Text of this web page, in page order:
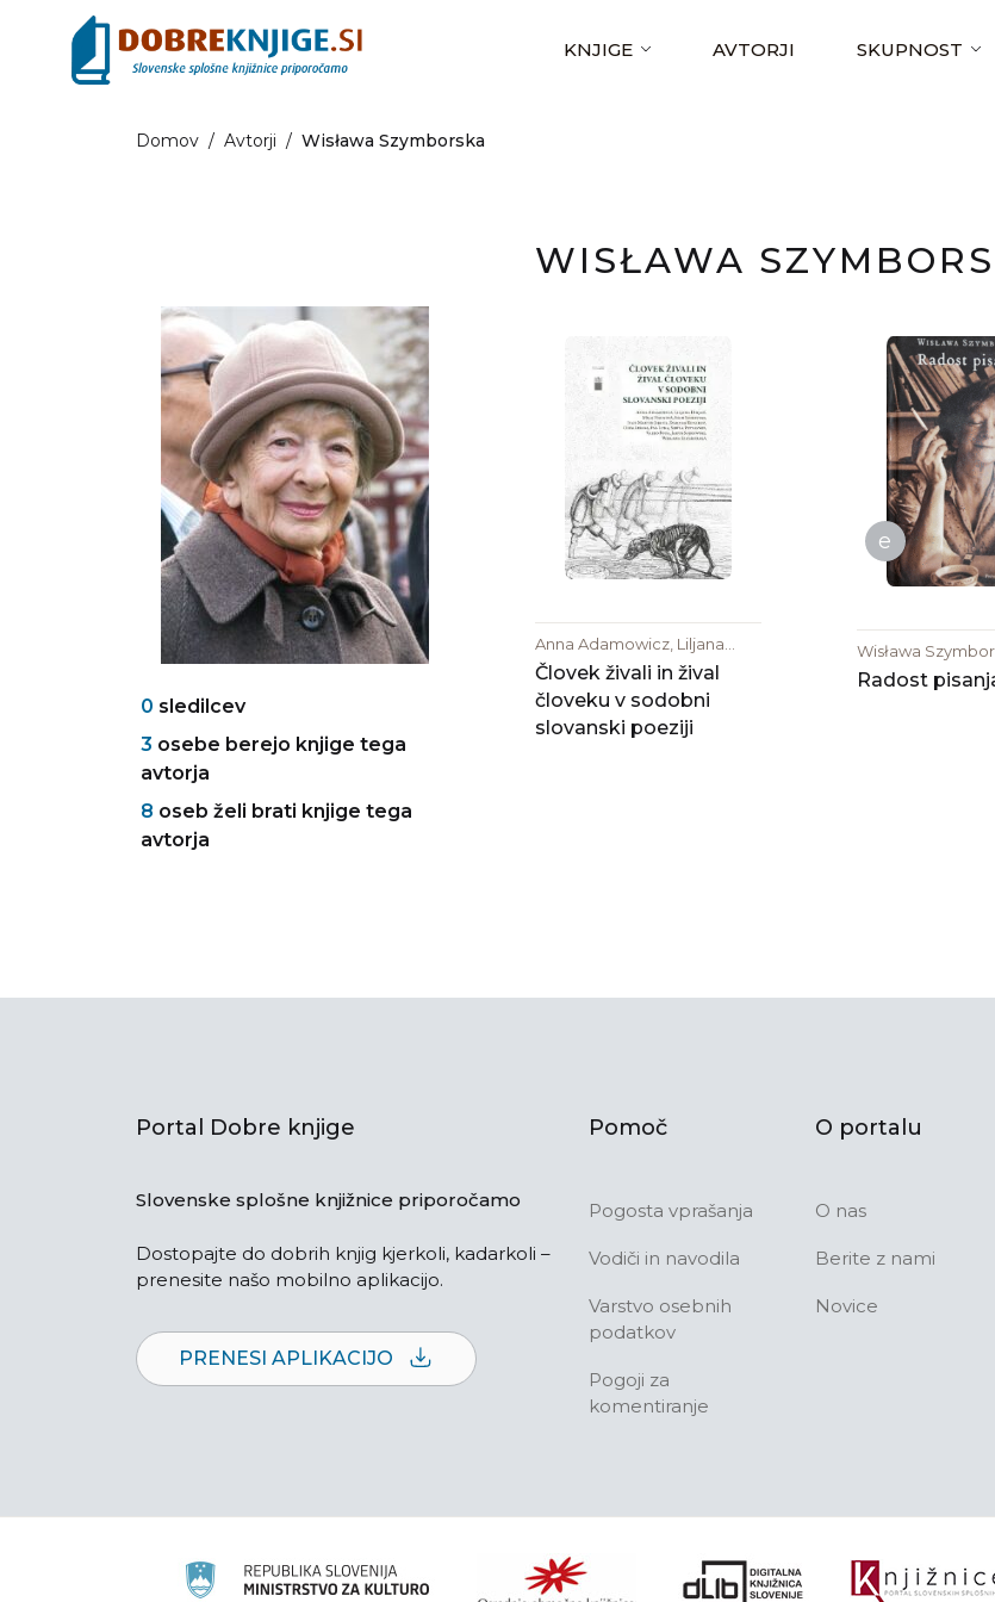
KNJIGE AVTORJI SKUPNOST
Domov / Avtorji / Wisława Szymborska
0 sledilcev
3 osebe berejo knjige tega
avtorja
8 oseb želi brati knjige tega
avtorja
WISŁAWA
Anna Adamowicz, Liljana
Dirjan, Mila Haugová, Igor
Isakovski, Ivan Martin Jirous,
Dimitar Kenarov, Oleg
Lišega, Eva Lukáčová, Sibila
Človek živali in žival
človeku v sodobni
slovanski poeziji
e
Wisława
Radost
Portal Dobre knjige
Slovenske splošne knjižnice priporočamo
Dostopajte do dobrih knjig kjerkoli, kadarkoli –
prenesite našo mobilno aplikacijo.
PRENESI APLIKACIJO
Pomoč
Pogosta vprašanja
Vodiči in navodila
Varstvo osebnih
podatkov
Pogoji za
komentiranje
O portalu
O nas
Berite z nami
Novice